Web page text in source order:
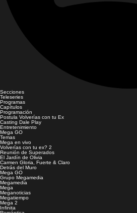
Secciones
Teleseries
Programas
Capítulos
Programación
Postula Volverías con tu Ex
Casting Dale Play
Entretenimiento
Mega GO
Temas
Mega en vivo
Volverías con tu ex? 2
Reunión de Superados
El Jardín de Olivia
Carmen Gloria, Fuerte & Claro
Detrás del Muro
Mega GO
Grupo Megamedia
Megamedia
Mega
Meganoticias
Megatiempo
Mega 2
Infinita